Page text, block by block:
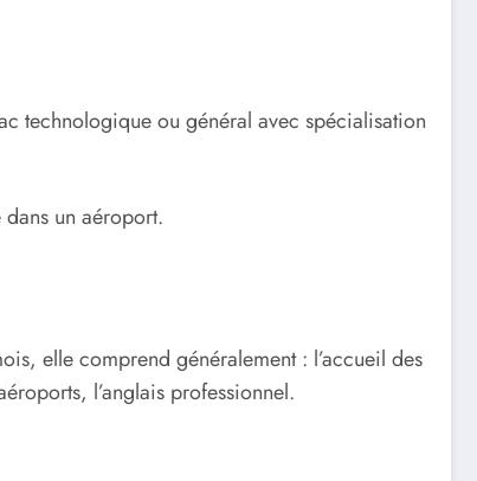
technologique ou général avec spécialisation
un aéroport.
elle comprend généralement : l’accueil des
l’anglais professionnel.